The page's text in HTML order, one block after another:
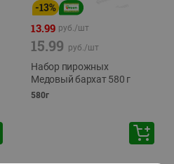
-13%
13.99 руб./шт
15.99 руб./шт
Набор пирожных
Медовый бархат 580 г
580г